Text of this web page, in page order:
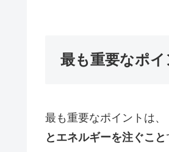
最も重要なポイ
最も重要なポイントは、
とエネルギーを注ぐこと